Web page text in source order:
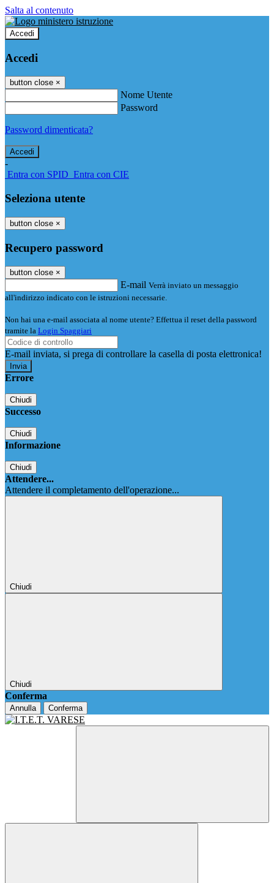
Salta al contenuto
Accedi
Accedi
button close ×
Nome Utente
Password
Password dimenticata?
-
Entra con SPID Entra con CIE
Seleziona utente
button close ×
Recupero password
button close ×
E-mail Verrà inviato un messaggio
all'indirizzo indicato con le istruzioni necessarie.
Non hai una e-mail associata al nome utente? Effettua il reset della password
tramite la Login Spaggiari
E-mail inviata, si prega di controllare la casella di posta elettronica!
Errore
Chiudi
Successo
Chiudi
Informazione
Chiudi
Attendere...
Attendere il completamento dell'operazione...
Chiudi
Chiudi
Conferma
Annulla Conferma